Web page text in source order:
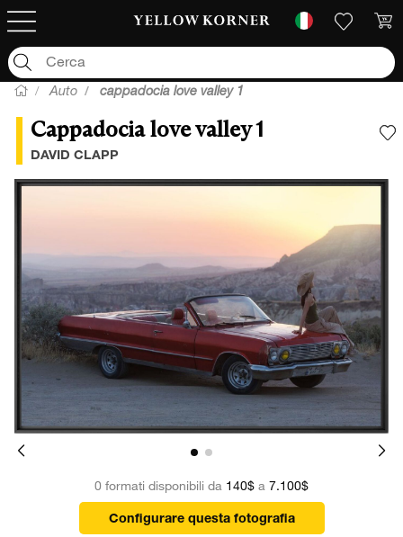
Auto cappadocia love valley 1
Cappadocia love valley 1
DAVID CLAPP
0 formati disponibili da 140$ a 7.100$
Configurare questa fotografia